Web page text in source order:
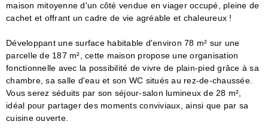
maison mitoyenne d'un côté vendue en viager occupé, pleine de
cachet et offrant un cadre de vie agréable et chaleureux !
Développant une surface habitable d'environ 78 m² sur une
parcelle de 187 m², cette maison propose une organisation
fonctionnelle avec la possibilité de vivre de plain-pied grâce à sa
chambre, sa salle d'eau et son WC situés au rez-de-chaussée.
Vous serez séduits par son séjour-salon lumineux de 28 m²,
idéal pour partager des moments conviviaux, ainsi que par sa
cuisine ouverte.